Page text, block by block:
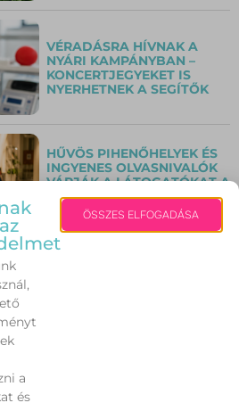
VÉRADÁSRA HÍVNAK A
NYÁRI KAMPÁNYBAN –
KONCERTJEGYEKET IS
NYERHETNEK A SEGÍTŐK
HŰVÖS PIHENŐHELYEK ÉS
INGYENES OLVASNIVALÓK
VÁRJÁK A LÁTOGATÓKAT A
SZENT ISTVÁN KIRÁLY
MÚZEUMBAN
a
és
ÖSSZES ELFOGADÁSA